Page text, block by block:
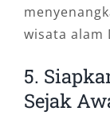
wisata alam
5.
Sejak